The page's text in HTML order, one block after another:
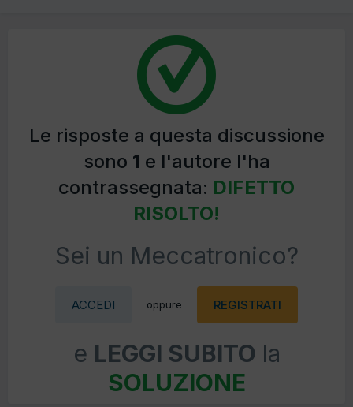
Le risposte a questa discussione
sono 1 e l'autore l'ha
contrassegnata: DIFETTO
RISOLTO!
Sei un Meccatronico?
ACCEDI oppure REGISTRATI
e LEGGI SUBITO la
SOLUZIONE